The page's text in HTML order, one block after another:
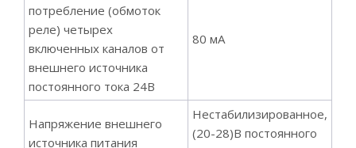
потребление (обмоток
реле) четырех
включенных каналов от
внешнего источника
постоянного тока 24В
80 мА
Напряжение внешнего
источника питания
Нестабилизированное,
(20-28)В постоянного